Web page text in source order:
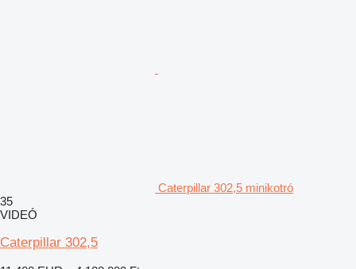
Caterpillar 302,5 minikotró
35
VIDEÓ
Caterpillar 302,5